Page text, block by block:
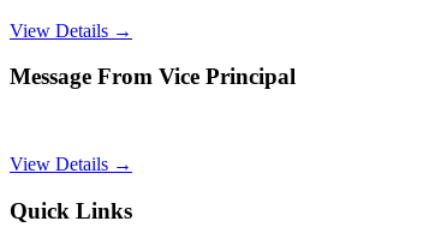
View Details →
Message From Vice Principal
View Details →
Quick Links